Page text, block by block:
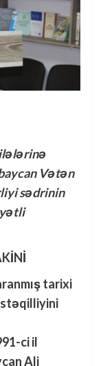
Vətən
sədrinin
tarixi
ci il
Ali